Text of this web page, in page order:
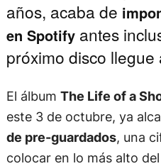
años, acaba de
en Spotifyantes
próximo disco
El álbum The Life of a
este 3 de octubre, ya
de pre-guardados, una
colocar en lo más alto